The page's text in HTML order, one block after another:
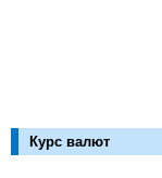
Курс валют